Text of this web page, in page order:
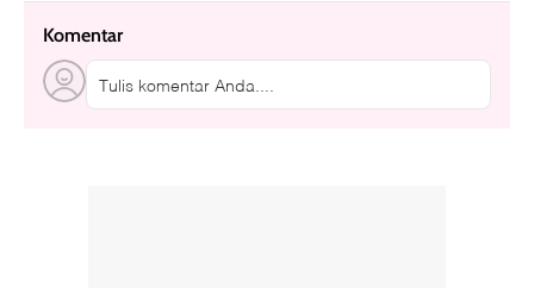
Komentar
Tulis komentar Anda....